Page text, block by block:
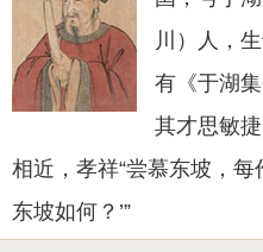
川）人，
有《于湖
其才思敏
相近，孝祥“尝慕东坡，每
东坡如何？’”